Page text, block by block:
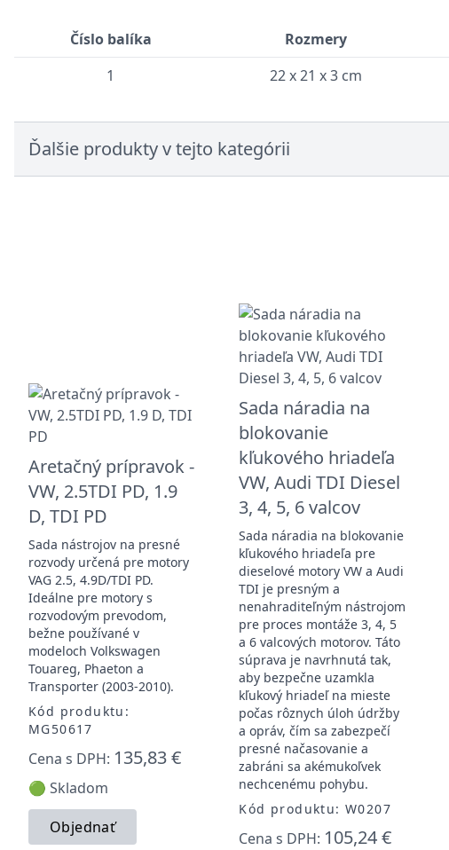
Číslo balíka Rozmery
1
22 x 21 x 3 cm
Ďalšie produkty v tejto kategórii
Aretačný prípravok -
VW, 2.5TDI PD, 1.9
D, TDI PD
Sada nástrojov na presné
rozvody určená pre motory
VAG 2.5, 4.9D/TDI PD.
Ideálne pre motory s
rozvodovým prevodom,
bežne používané v
modeloch Volkswagen
Touareg, Phaeton a
Transporter (2003-2010).
Kód produktu:
MG50617
Cena s DPH: 135,83 €
🟢 Skladom
Objednať
Sada náradia na
blokovanie
kľukového hriadeľa
VW, Audi TDI Diesel
3, 4, 5, 6 valcov
Sada náradia na blokovanie
kľukového hriadeľa pre
dieselové motory VW a Audi
TDI je presným a
nenahraditeľným nástrojom
pre proces montáže 3, 4, 5
a 6 valcových motorov. Táto
súprava je navrhnutá tak,
aby bezpečne uzamkla
kľukový hriadeľ na mieste
počas rôznych úloh údržby
a opráv, čím sa zabezpečí
presné načasovanie a
zabráni sa akémukoľvek
nechcenému pohybu.
Kód produktu: W0207
Cena s DPH: 105,24 €